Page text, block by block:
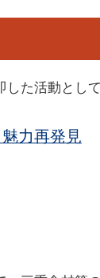
した活動とし
力再発見